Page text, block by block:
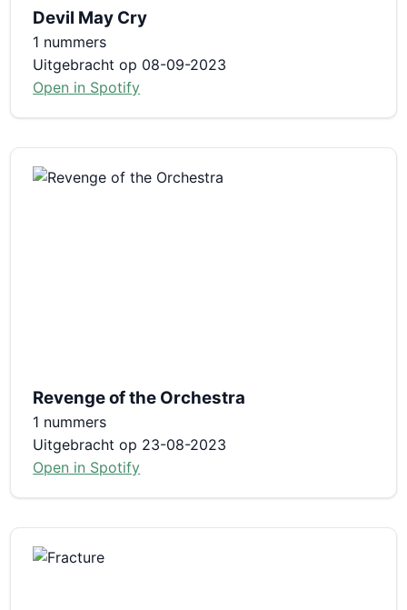
Devil May Cry
1 nummers
Uitgebracht op 08-09-2023
Open in Spotify
Revenge of the Orchestra
1 nummers
Uitgebracht op 23-08-2023
Open in Spotify